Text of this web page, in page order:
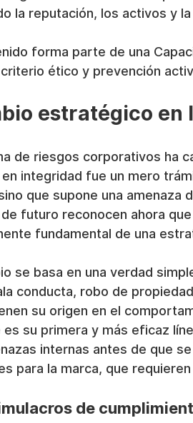
la reputación, los activos y
forma parte de una
ético y prevención
estratégico
de riesgos corporativos ha
integridad fue un mero
que supone una amenaza
futuro reconocen ahora que
fundamental de una
se basa en una verdad
conducta, robo de
su origen en el
su primera y más eficaz
internas antes de que
para la marca, que
de